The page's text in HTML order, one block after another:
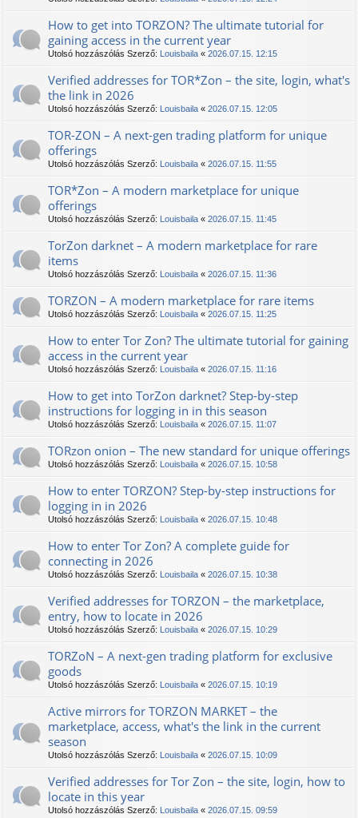
How to get into ТОRZON? The ultimate tutorial for
gaining access in the current year
Utolsó hozzászólás Szerző: Louisbaila « 2026.07.15. 12:15
Verified addresses for TOR*Zon – the site, login, what's
the link in 2026
Utolsó hozzászólás Szerző: Louisbaila « 2026.07.15. 12:05
TOR-ZON – A next-gen trading platform for unique
offerings
Utolsó hozzászólás Szerző: Louisbaila « 2026.07.15. 11:55
TOR*Zon – A modern marketplace for unique
offerings
Utolsó hozzászólás Szerző: Louisbaila « 2026.07.15. 11:45
TorZon darknet – A modern marketplace for rare
items
Utolsó hozzászólás Szerző: Louisbaila « 2026.07.15. 11:36
ТОRZON – A modern marketplace for rare items
Utolsó hozzászólás Szerző: Louisbaila « 2026.07.15. 11:25
How to enter Tor Zon? The ultimate tutorial for gaining
access in the current year
Utolsó hozzászólás Szerző: Louisbaila « 2026.07.15. 11:16
How to get into TorZon darknet? Step-by-step
instructions for logging in in this season
Utolsó hozzászólás Szerző: Louisbaila « 2026.07.15. 11:07
TORzon onion – The new standard for unique offerings
Utolsó hozzászólás Szerző: Louisbaila « 2026.07.15. 10:58
How to enter ТОRZON? Step-by-step instructions for
logging in in 2026
Utolsó hozzászólás Szerző: Louisbaila « 2026.07.15. 10:48
How to enter Tor Zon? A complete guide for
connecting in 2026
Utolsó hozzászólás Szerző: Louisbaila « 2026.07.15. 10:38
Verified addresses for ТОRZON – the marketplace,
entry, how to locate in 2026
Utolsó hozzászólás Szerző: Louisbaila « 2026.07.15. 10:29
TORZoN – A next-gen trading platform for exclusive
goods
Utolsó hozzászólás Szerző: Louisbaila « 2026.07.15. 10:19
Active mirrors for TORZON MARKET – the
marketplace, access, what's the link in the current
season
Utolsó hozzászólás Szerző: Louisbaila « 2026.07.15. 10:09
Verified addresses for Tor Zon – the site, login, how to
locate in this year
Utolsó hozzászólás Szerző: Louisbaila « 2026.07.15. 09:59